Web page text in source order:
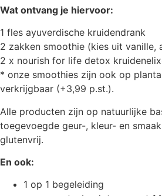
Wat ontvang je hiervoor:
1 fles ayuverdische kruidendrank
2 zakken smoothie (kies uit vanille,
2 x nourish for life detox
* onze smoothies zijn ook op
verkrijgbaar (+3,99 p.st.).
Alle producten zijn op natuurlijke
toegevoegde geur-, kleur- en
glutenvrij.
En ook:
1 op 1 begeleiding